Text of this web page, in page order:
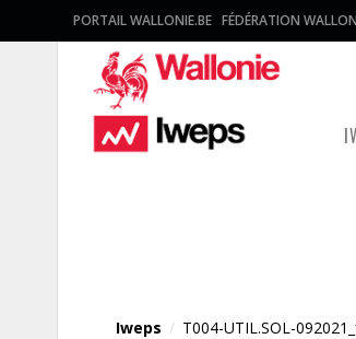
PORTAIL WALLONIE.BE FÉDÉRATION
Iweps / T004-UTIL.SOL-